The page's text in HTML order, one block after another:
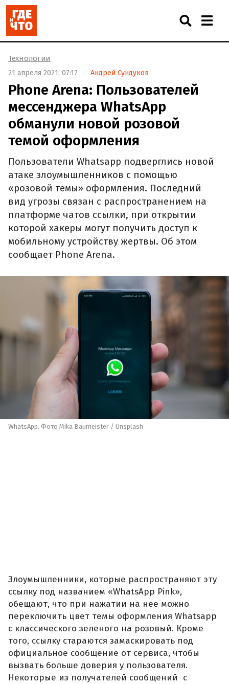
Технологии
21 апреля 2021, 07:17 Андрей Сундуков
Phone Arena: Пользователей
мессенджера WhatsApp
обманули новой розовой
темой оформления
Пользователи Whatsapp подверглись новой
атаке злоумышленников с помощью
«розовой темы» оформления. Последний
вид угрозы связан с распространением на
платформе чатов ссылки, при открытии
которой хакеры могут получить доступ к
мобильному устройству жертвы. Об этом
сообщает Phone Arena.
WhatsApp. Фото Mika Baumeister / Unsplash
Злоумышленники, которые распространяют эту
ссылку под названием «WhatsApp Pink»,
обещают, что при нажатии на нее можно
переключить цвет темы оформления Whatsapp
с классического зеленого на розовый. Кроме
того, ссылку стараются замаскировать под
официальное сообщение от сервиса, чтобы
вызвать больше доверия у пользователя.
Некоторые из получателей сообщений с